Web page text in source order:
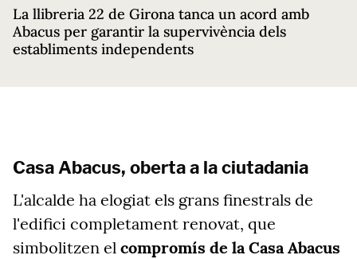
La llibreria 22 de Girona tanca un acord amb
Abacus per garantir la supervivència dels
establiments independents
Casa Abacus, oberta a la ciutadania
L'alcalde ha elogiat els grans finestrals de
l'edifici completament renovat, que
simbolitzen el compromís de la Casa Abacus